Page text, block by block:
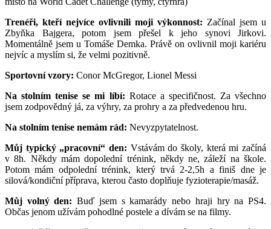
Trenéři, kteří nejvíce ovlivnili moji výkonnost: Začínal jsem u
Zbyňka Bajgera, potom jsem přešel k jeho synovi Jirkovi.
Momentálně jsem u Tomáše Demka. Právě on ovlivnil moji kariéru
nejvíc a myslím si, že velmi pozitivně.
Sportovní vzory: Conor McGregor, Lionel Messi
Na stolním tenise se mi líbí: Rotace a specifičnost. Za všechno
jsem zodpovědný já, za výhry, za prohry a za předvedenou hru.
Na stolním tenise nemám rád: Nevyzpytatelnost.
Můj typický „pracovní“ den: Vstávám do školy, která mi začíná
v 8h. Někdy mám dopolední trénink, někdy ne, záleží na škole.
Potom mám odpolední trénink, který trvá 2-2,5h a finiš dne je
silová/kondiční příprava, kterou často doplňuje fyzioterapie/masáž.
Můj volný den: Buď jsem s kamarády nebo hraji hry na PS4.
Občas jenom užívám pohodlné postele a dívám se na filmy.